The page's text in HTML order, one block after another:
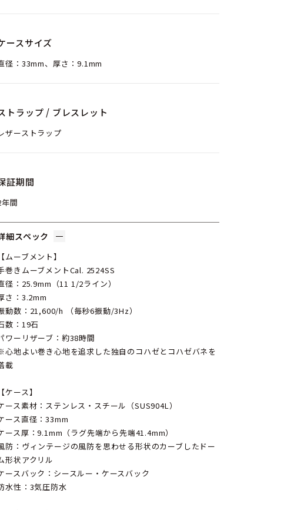
ースサイズ
径：33mm、厚さ：9.1mm
トラップ / ブレスレット
ザーストラップ
証期間
年間
細スペック
【ムーブメント】
巻きムーブメントCal. 2524SS
径：25.9mm（11 1/2ライン）
さ：3.2mm
動数：21,600/h （毎秒6振動/3Hz）
数：19石
ワーリザーブ：約38時間
心地よい巻き心地を追求した独自のコハゼとコハゼバネを
載
【ケース】
ース素材：ステンレス・スチール（SUS904L）
ース直径：33mm
ース厚：9.1mm（ラグ先端から先端41.4mm）
防：ヴィンテージの風防を思わせる形状のカーブしたドー
形状アクリル
ースバック：シースルー・ケースバック
水性：3気圧防水